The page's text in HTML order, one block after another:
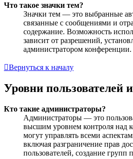
Что такое значки тем?
Значки тем — это выбранные
связанные с сообщениями и
содержание. Возможность
зависит от разрешений,
администратором конференции.
Вернуться к началу
Уровни пользователей
Кто такие администраторы?
Администраторы — это
высшим уровнем контроля над
могут управлять всеми
включая разграничение прав
пользователей, создание групп